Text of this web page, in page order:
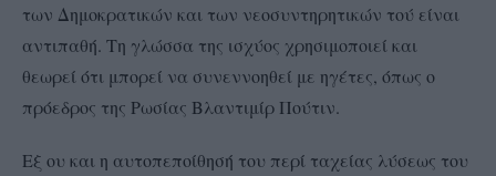
των Δημοκρατικών και των νεοσυντηρητικών τού είναι
αντιπαθή. Τη γλώσσα της ισχύος χρησιμοποιεί και
θεωρεί ότι μπορεί να συνεννοηθεί με ηγέτες, όπως ο
πρόεδρος της Ρωσίας Βλαντιμίρ Πούτιν.
Εξ ου και η αυτοπεποίθησή του περί ταχείας λύσεως του